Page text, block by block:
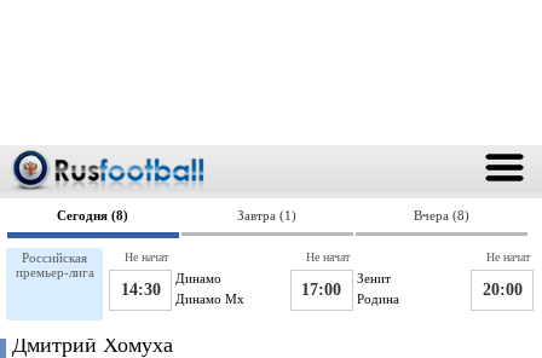
Сегодня (8) Завтра (1) Вчера (8)
Российская
премьер-лига
Динамо
14:30 Динамо Мх
Не начат
Зенит
17:00 Родина
Не начат
20:00
Не начат
Дмитрий Хомуха